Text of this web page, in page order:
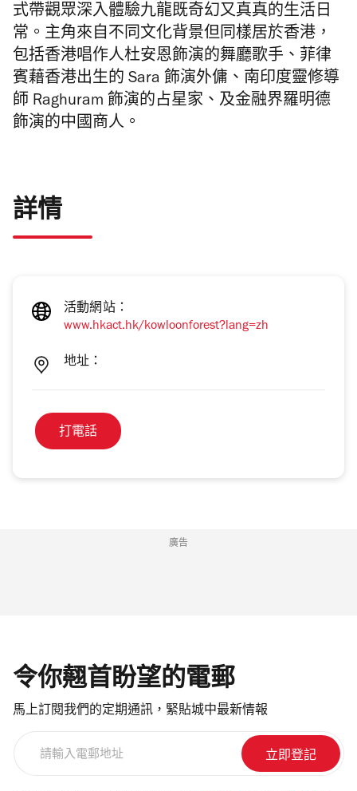
式帶觀眾深入體驗九龍既奇幻又真真的生活日
常。主角來自不同文化背景但同樣居於香港，
包括香港唱作人杜安恩飾演的舞廳歌手、菲律
賓藉香港出生的 Sara 飾演外傭、南印度靈修導
師 Raghuram 飾演的占星家、及金融界羅明德
飾演的中國商人。
詳情
活動網站：
www.hkact.hk/kowloonforest?lang=zh
地址：
打電話
廣告
令你翹首盼望的電郵
馬上訂閱我們的定期通訊，緊貼城中最新情報